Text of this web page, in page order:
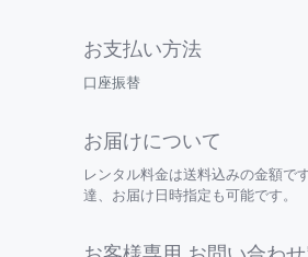
お支払い方法
口座振替
お届けについて
レンタル料金は送料込みの金額で
達、お届け日時指定も可能です。